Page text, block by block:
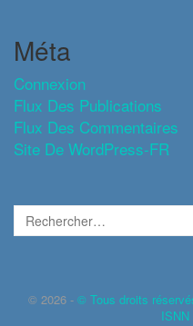
Méta
Connexion
Flux Des Publications
Flux Des Commentaires
Site De WordPress-FR
© 2026 - © Tous droits
ISNN